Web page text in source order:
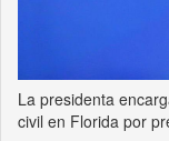
La presidenta
civil en Florida por